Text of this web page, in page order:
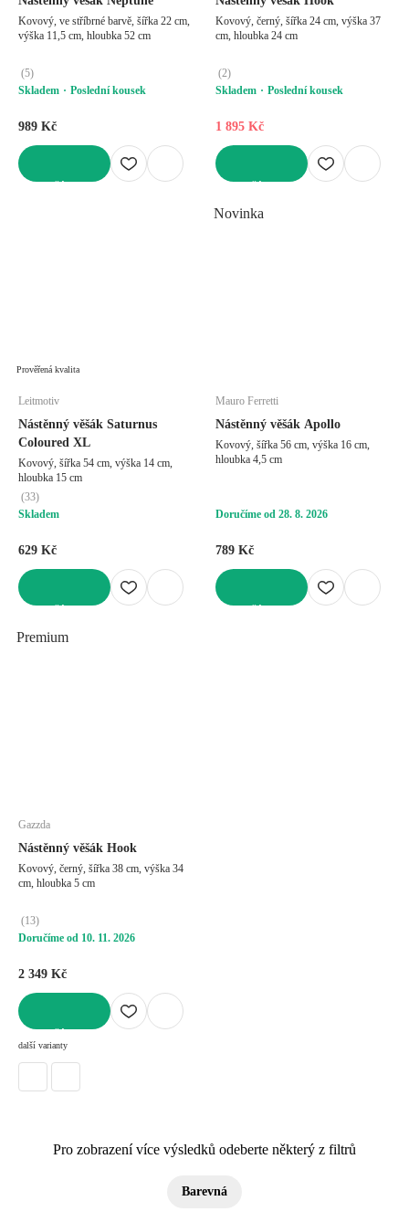
Kovový, ve stříbrné barvě, šířka 22 cm,
výška 11,5 cm, hloubka 52 cm
(5)
Skladem
Poslední kousek
989 Kč
Kovový, černý, šířka 24 cm, výška 37
cm, hloubka 24 cm
(2)
Skladem
Poslední kousek
1 895 Kč
Prověřená kvalita
Leitmotiv
Nástěnný věšák Saturnus
Coloured XL
Kovový, šířka 54 cm, výška 14 cm,
hloubka 15 cm
(33)
Skladem
629 Kč
Novinka
Mauro Ferretti
Nástěnný věšák Apollo
Kovový, šířka 56 cm, výška 16 cm,
hloubka 4,5 cm
Doručíme od 28. 8. 2026
789 Kč
Premium
Gazzda
Nástěnný věšák Hook
Kovový, černý, šířka 38 cm, výška 34
cm, hloubka 5 cm
(13)
Doručíme od 10. 11. 2026
2 349 Kč
další varianty
Pro zobrazení více výsledků odeberte některý z filtrů
Barevná